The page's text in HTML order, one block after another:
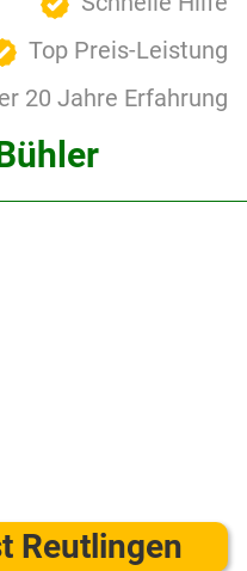
Top Preis-Leistung
20 Jahre Erfahrung
Reutlingen